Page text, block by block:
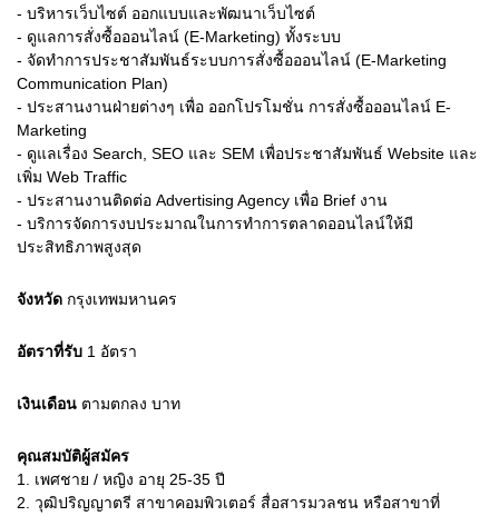
- บริหารเว็บไซต์ ออกแบบและพัฒนาเว็บไซต์
- ดูแลการสั่งซื้อออนไลน์ (E-Marketing) ทั้งระบบ
- จัดทำการประชาสัมพันธ์ระบบการสั่งซื้อออนไลน์ (E-Marketing
Communication Plan)
- ประสานงานฝ่ายต่างๆ เพื่อ ออกโปรโมชั่น การสั่งซื้อออนไลน์ E-
Marketing
- ดูแลเรื่อง Search, SEO และ SEM เพื่อประชาสัมพันธ์ Website และ
เพิ่ม Web Traffic
- ประสานงานติดต่อ Advertising Agency เพื่อ Brief งาน
- บริการจัดการงบประมาณในการทำการตลาดออนไลน์ให้มี
ประสิทธิภาพสูงสุด
จังหวัด กรุงเทพมหานคร
อัตราที่รับ 1 อัตรา
เงินเดือน ตามตกลง บาท
คุณสมบัติผู้สมัคร
1.
เพศชาย / หญิง อายุ 25-35 ปี
2. วุฒิปริญญาตรี สาขาคอมพิวเตอร์ สื่อสารมวลชน หรือสาขาที่